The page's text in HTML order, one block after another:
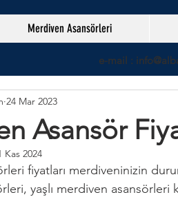
Merdiven Asansörleri
e-mail :
Asansör
24 Mar 2023
Kas 2024
fiyatları merdiveninizin
yaşlı merdiven